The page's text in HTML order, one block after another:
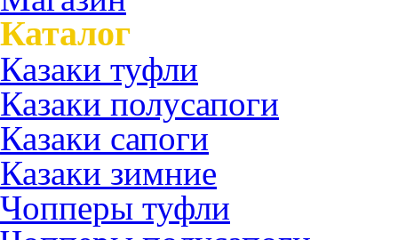
Каталог
Казаки туфли
Казаки полусапоги
Казаки сапоги
Казаки зимние
Чопперы туфли